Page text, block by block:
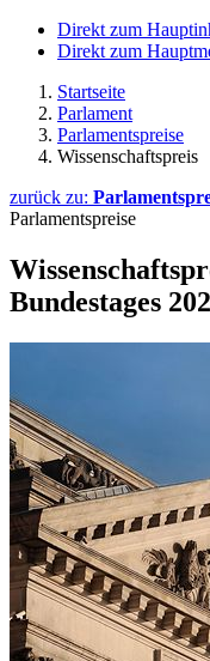
Direkt zum
Direkt zum
Startseite
Parlament
Parlamentspreise
Wissenschaftspreis
zurück zu:
Parlamentspreise
Bundestages